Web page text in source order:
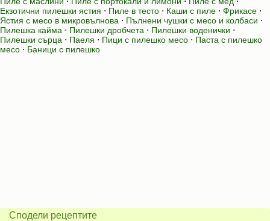
Екзотични пилешки ястия ⋅ Пиле в тесто ⋅ Каши с пиле ⋅ Фрикасе ⋅
Ястия с месо в микровълнова ⋅ Пълнени чушки с месо и колбаси ⋅
Пилешка кайма ⋅ Пилешки дробчета ⋅ Пилешки воденички ⋅
Пилешки сърца ⋅ Паеля ⋅ Пици с пилешко месо ⋅ Паста с пилешко
месо ⋅ Баници с пилешко
Сподели рецептите